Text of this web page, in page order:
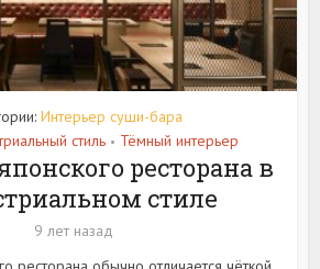
Интерьер суши-бара
стиль • Тёмный интерьер
ресторана в
стиле
9 лет назад